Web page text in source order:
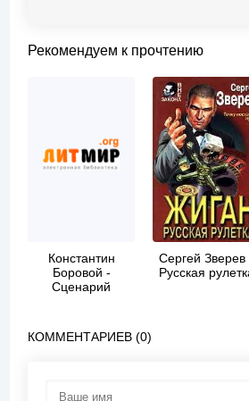
Рекомендуем к прочтению
Константин
Боровой -
Сценарий
новой
телевизионной
Сергей Зверев
Русская
КОММЕНТАРИЕВ (0)